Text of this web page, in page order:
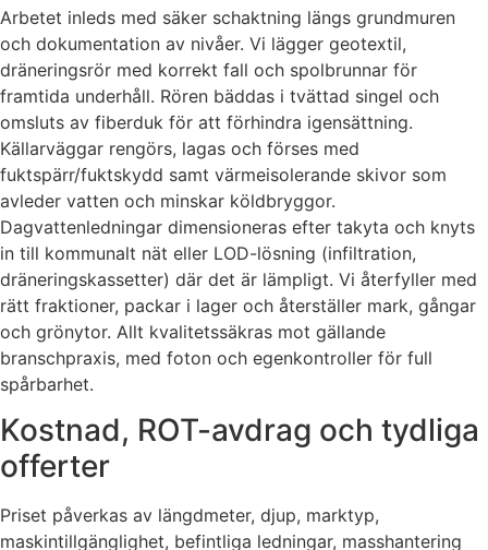
Arbetet inleds med säker schaktning längs grundmuren
och dokumentation av nivåer. Vi lägger geotextil,
dräneringsrör med korrekt fall och spolbrunnar för
framtida underhåll. Rören bäddas i tvättad singel och
omsluts av fiberduk för att förhindra igensättning.
Källarväggar rengörs, lagas och förses med
fuktspärr/fuktskydd samt värmeisolerande skivor som
avleder vatten och minskar köldbryggor.
Dagvattenledningar dimensioneras efter takyta och knyts
in till kommunalt nät eller LOD-lösning (infiltration,
dräneringskassetter) där det är lämpligt. Vi återfyller med
rätt fraktioner, packar i lager och återställer mark, gångar
och grönytor. Allt kvalitetssäkras mot gällande
branschpraxis, med foton och egenkontroller för full
spårbarhet.
Kostnad, ROT-avdrag och tydliga
offerter
Priset påverkas av längdmeter, djup, marktyp,
maskintillgänglighet, befintliga ledningar, masshantering